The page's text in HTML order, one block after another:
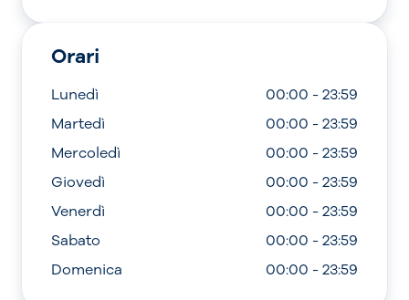
Orari
Lunedì
00:00 - 23:59
Martedì
00:00 - 23:59
Mercoledì
00:00 - 23:59
Giovedì
00:00 - 23:59
Venerdì
00:00 - 23:59
Sabato
00:00 - 23:59
Domenica
00:00 - 23:59